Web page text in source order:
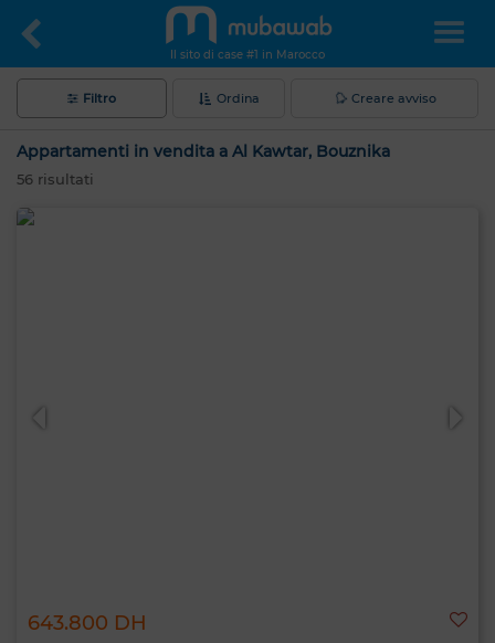
Il sito di case #1 in Marocco
Filtro Ordina Creare avviso
Appartamenti in vendita a Al Kawtar, Bouznika
56 risultati
643.800 DH